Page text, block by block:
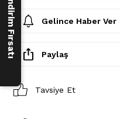
Gelince Haber Ver
Paylaş
Tavsiye Et